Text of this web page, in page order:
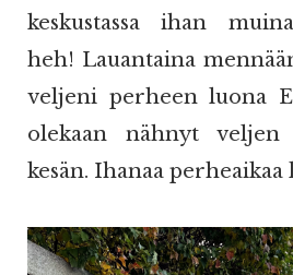
keskustassa ihan
heh! Lauantaina
veljeni perheen luona
olekaan nähnyt veljen
kesän. Ihanaa perheaikaa